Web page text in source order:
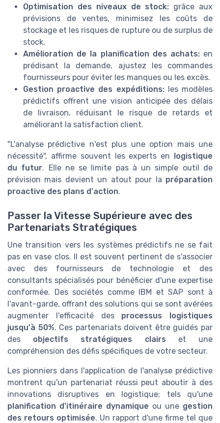
Optimisation des niveaux de stock: grâce aux
prévisions de ventes, minimisez les coûts de
stockage et les risques de rupture ou de surplus de
stock.
Amélioration de la planification des achats:en
prédisant la demande, ajustez les commandes
fournisseurs pour éviter les manques ou les excès.
Gestion proactive des expéditions:les modèles
prédictifs offrent une vision anticipée des délais
de livraison, réduisant le risque de retards et
améliorant la satisfaction client.
"L'analyse prédictive n'est plus une option mais une
nécessité", affirme souvent les experts en
logistique
du futur. Elle ne se limite pas à un simple outil de
prévision mais devient un atout pour la préparation
proactive des plans d'action.
Passer la Vitesse Supérieure avec des
Partenariats Stratégiques
Une transition vers les systèmes prédictifs ne se fait
pas en vase clos. Il est souvent pertinent de s'associer
avec des fournisseurs de technologie et des
consultants spécialisés pour bénéficier d'une expertise
conformée. Des sociétés comme IBM et SAP sont à
l'avant-garde, offrant des solutions qui se sont avérées
augmenter l'efficacité des processus logistiques
jusqu'à 50%. Ces partenariats doivent être guidés par
des objectifs stratégiques clairs et une
compréhension des défis spécifiques de votre secteur.
Les pionniers dans l'application de l'analyse prédictive
montrent qu'un partenariat réussi peut aboutir à des
innovations disruptives en logistique; tels qu'une
planification d'itinéraire dynamique ou une gestion
des retours optimisée. Un rapport d'une firme tel que